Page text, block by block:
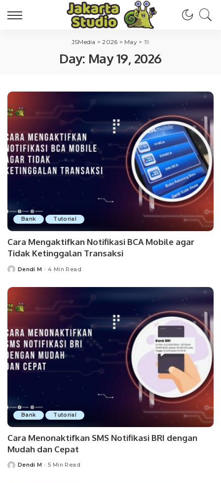
JSMedia >2026 > May> 19
Day: May 19, 2026
Bank Tutorial
Cara Mengaktifkan Notifikasi BCA Mobile agar
Tidak Ketinggalan Transaksi
PostedDendi M 4 Min Read
Bank Tutorial
Cara Menonaktifkan SMS Notifikasi BRI dengan
Mudah dan Cepat
PostedDendi M 5 Min Read